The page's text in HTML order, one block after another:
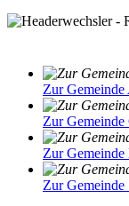
Zur Gemeinde
Zur Gemeinde
Zur
Zur Gemeinde